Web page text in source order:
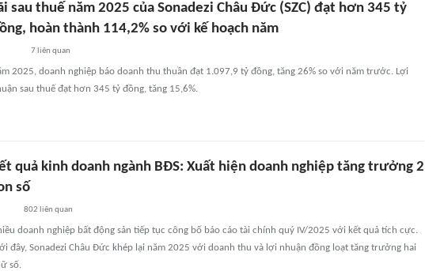
sau thuế năm 2025 của Sonadezi Châu Đức (SZC) đạt hơn 345 tỷ
hoàn thành 114,2% so với kế hoạch năm
7liên quan
2025, doanh nghiệp báo doanh thu thuần đạt 1.097,9 tỷ đồng, tăng 26% so với năm trước. Lợi
sau thuế đạt hơn 345 tỷ đồng, tăng 15,6%.
quả kinh doanh ngành BĐS: Xuất hiện doanh nghiệp tăng trưởng 2
số
802 liên quan
doanh nghiệp bất động sản tiếp tục công bố báo cáo tài chính quý IV/2025 với kết quả tích cực.
đây, Sonadezi Châu Đức khép lại năm 2025 với doanh thu và lợi nhuận đồng loạt tăng trưởng hai
số.